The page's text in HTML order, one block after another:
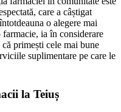
care a câștigat
o alegere mai
ia în considerare
că primești cele mai bune
suplimentare pe care le
la Teiuș